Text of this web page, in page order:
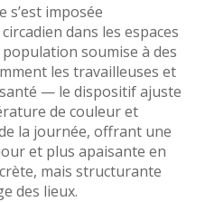
s’est imposée
dans les espaces
soumise à des
les travailleuses et
— le dispositif ajuste
de couleur et
la journée, offrant une
et plus apaisante en
mais structurante
des lieux.